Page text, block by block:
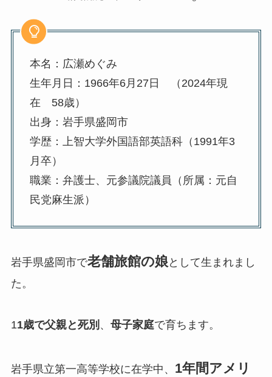
本名：広瀬めぐみ
生年月日：1966年6月27日 （2024年現
在 58歳）
出身：岩手県盛岡市
学歴：上智大学外国語部英語科（1991年3
月卒）
職業：弁護士、元参議院議員（所属：元自
民党麻生派）
岩手県盛岡市で老舗旅館の娘として生まれまし
た。
11歳で父親と死別 、 母子家庭で育ちます。
岩手県立第一高等学校に在学中、 1年間アメリ